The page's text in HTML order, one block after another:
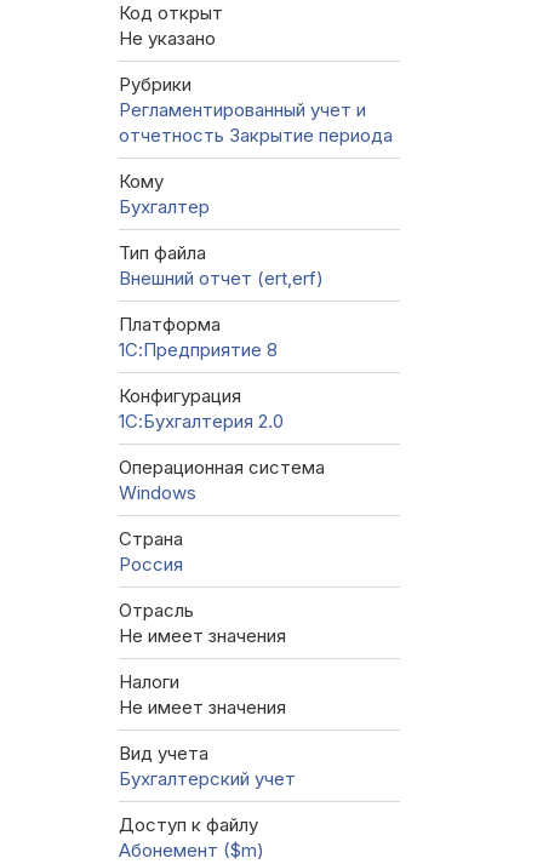
Код открыт
Не указано
Рубрики
Регламентированный учет и
отчетность Закрытие периода
Кому
Бухгалтер
Тип файла
Внешний отчет (ert,erf)
Платформа
1С:Предприятие 8
Конфигурация
1С:Бухгалтерия 2.0
Операционная система
Windows
Страна
Россия
Отрасль
Не имеет значения
Налоги
Не имеет значения
Вид учета
Бухгалтерский учет
Доступ к файлу
Абонемент ($m)